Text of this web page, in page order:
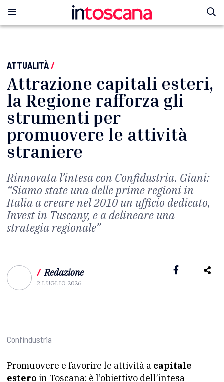
ATTUALITÀ/
Attrazione capitali esteri,
la Regione rafforza gli
strumenti per
promuovere le attività
straniere
Rinnovata l’intesa con Confidustria. Giani:
“Siamo state una delle prime regioni in
Italia a creare nel 2010 un ufficio dedicato,
Invest in Tuscany, e a delineare una
strategia regionale”
/ Redazione
2 LUGLIO 2026
Confindustria
Promuovere e favorire le attività a capitale
estero in Toscana: è l’obiettivo dell’intesa